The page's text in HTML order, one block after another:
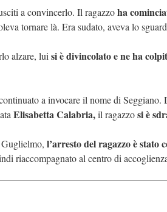
a convincerlo. Il ragazzoha
tornare là. Era sudato, aveva lo
alzare, lui si è divincolato e ne ha
a invocare il nome di
Elisabetta Calabria,il ragazzosi è
l’arresto del ragazzo è stato
riaccompagnato al centro di